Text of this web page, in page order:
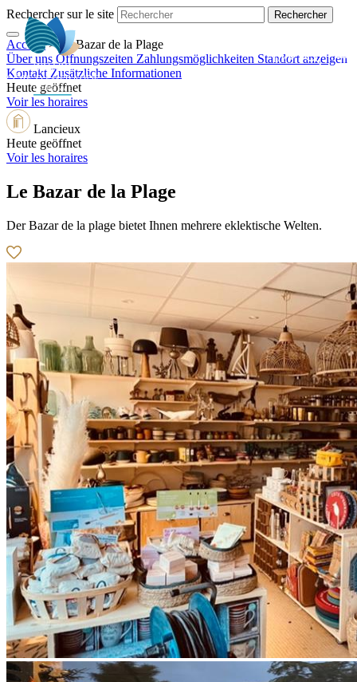
Rechercher sur le site
DE
Accueil>Le Bazar de la Plage
Über uns Öffnungszeiten Zahlungsmöglichkeiten Standort anzeigen
Kontakt Zusätzliche Informationen
Heute geöffnet
Voir les horaires
Lancieux
Heute geöffnet
Voir les horaires
Le Bazar de la Plage
Der Bazar de la plage bietet Ihnen mehrere eklektische Welten.